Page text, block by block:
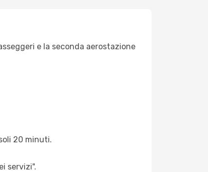
e la seconda aerostazione
20 minuti.
servizi".